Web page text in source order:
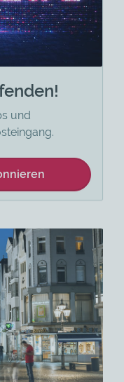
und